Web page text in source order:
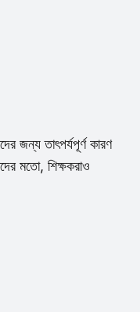
জন্য তাৎপর্যপূর্ণ কারণ
মতো, শিক্ষকরাও